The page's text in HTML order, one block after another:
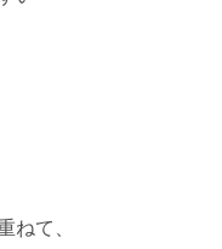
ねて、